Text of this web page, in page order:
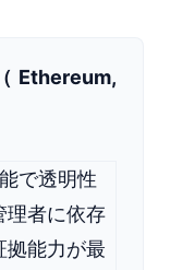
で透明性
理者に依存
拠能力が最